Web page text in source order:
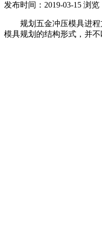
发布时间：2019-03-15 浏览
规划五金冲压模具进
模具规划的结构形式，并